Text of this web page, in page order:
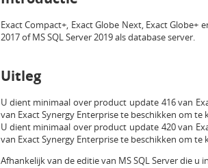
Exact Compact+, Exact Globe Next, Exact Globe+
2017 of MS SQL Server 2019 als database server.
Uitleg
U dient minimaal over product update 416 van
van Exact Synergy Enterprise te beschikken om te
U dient minimaal over product update 420 van
van Exact Synergy Enterprise te beschikken om te
Afhankelijk van de editie van MS SQL Server die